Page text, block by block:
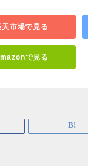
天市場で見る
で見る